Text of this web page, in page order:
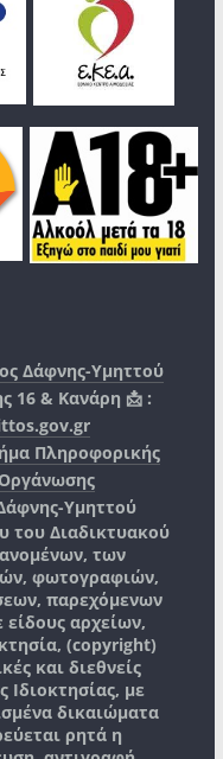
Δάφνης-Υμηττού
16 & Κανάρη 📩 :
Πληροφορικής
Υμηττού
του Διαδικτυακού
των
φωτογραφιών,
παρεχόμενων
αρχείων,
(copyright)
και διεθνείς
Ιδιοκτησίας, με
δικαιώματα
ρητά η